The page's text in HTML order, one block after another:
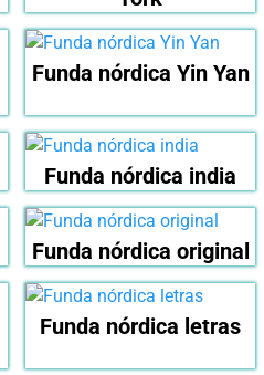
Funda nórdica Yin Yan
Funda nórdica india
Funda nórdica original
Funda nórdica letras